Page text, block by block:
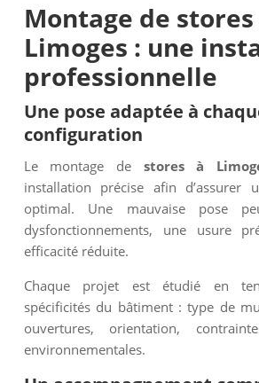
Montage de stores
Limoges : une
professionnelle
Une pose adaptée à
configuration
Le montage de stores à
installation précise afin d’assurer
optimal. Une mauvaise pose
dysfonctionnements, une usure
efficacité réduite.
Chaque projet est étudié en
spécificités du bâtiment : type de
ouvertures, orientation,
environnementales.